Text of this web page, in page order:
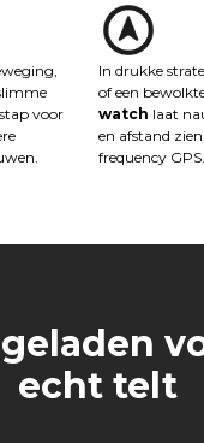
voor
In drukke
of een
watch laat
en afstand
frequency GPS.
echt telt